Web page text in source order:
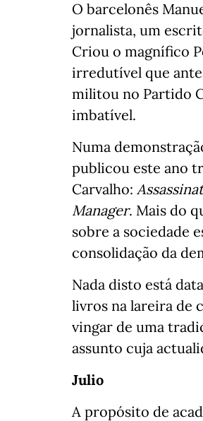
O barcelonês
jornalista, um
Criou o magnífico
irredutível que
militou no Partido
imbatível.
Numa
publicou este ano
Carvalho:
Manager. Mais do
sobre a sociedade
consolidação da
Nada disto está
livros na lareira de
vingar de uma
assunto cuja
Julio
A propósito de